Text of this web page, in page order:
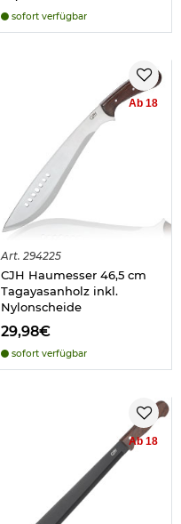
sofort verfügbar
Ab 18
Art. 294225
CJH Haumesser 46,5 cm
Tagayasanholz inkl.
Nylonscheide
29,98€
sofort verfügbar
Ab 18